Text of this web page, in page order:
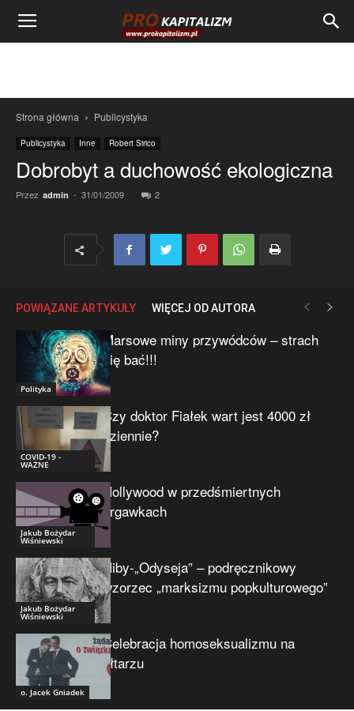
Strona główna Publicystyka
Publicystyka Inne Robert Sirico
Dobrobyt a duchowość ekologiczna
Przez admin - 31/01/2009 2
POWIĄZANE ARTYKUŁY WIĘCEJ OD AUTORA
Polityka
Marsowe miny przywódców – strach
się bać!!!
COVID-19 -
WAŻNE
Czy doktor Fiałek wart jest 4000 zł
dziennie?
Jakub Bożydar
Wiśniewski
Hollywood w przedśmiertnych
drgawkach
Jakub Bożydar
Wiśniewski
Niby-„Odyseja” – podręcznikowy
wzorzec „marksizmu popkulturowego”
o. Jacek Gniadek
Celebracja homoseksualizmu na
ołtarzu